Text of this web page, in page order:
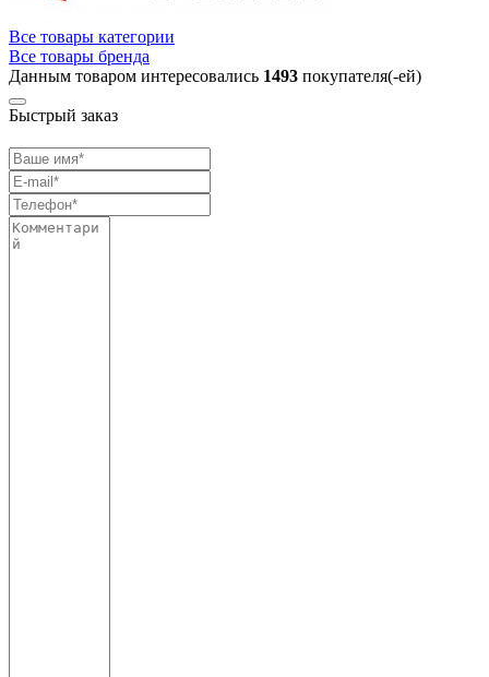
Все товары категории
Все товары бренда
Данным товаром интересовались 1493 покупателя(-ей)
Быстрый заказ